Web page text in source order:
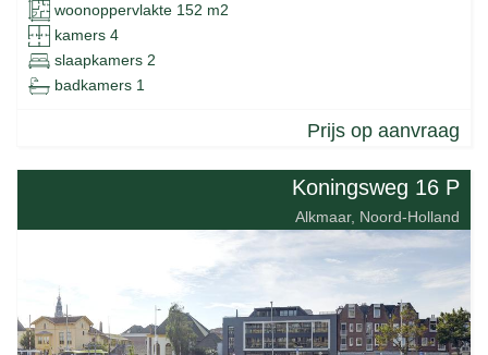
woonoppervlakte 152 m2
kamers 4
slaapkamers 2
badkamers 1
Prijs op aanvraag
Koningsweg 16 P
Alkmaar, Noord-Holland